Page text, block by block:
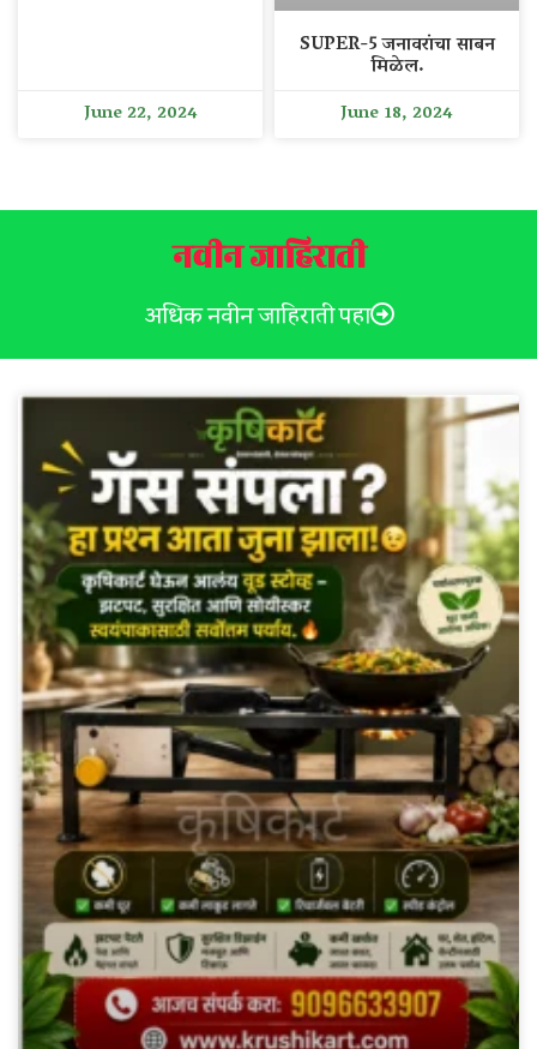
June 22, 2024
SUPER-5 जनावरांचा साबन
मिळेल.
June 18, 2024
नवीन जाहिराती
अधिक नवीन जाहिराती पहा